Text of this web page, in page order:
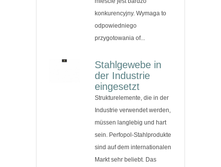
konkurencyjny. Wymaga to
odpowiedniego
przygotowania of...
Stahlgewebe in
der Industrie
eingesetzt
Strukturelemente, die in der
Industrie verwendet werden,
müssen langlebig und hart
sein. Perfopol-Stahlprodukte
sind auf dem internationalen
Markt sehr beliebt. Das